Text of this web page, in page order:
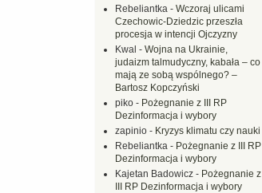
Rebeliantka - Wczoraj ulicami
Czechowic-Dziedzic przeszła
procesja w intencji Ojczyzny
Kwal - Wojna na Ukrainie,
judaizm talmudyczny, kabała – co
mają ze sobą wspólnego? –
Bartosz Kopczyński
piko - Pożegnanie z III RP
Dezinformacja i wybory
zapinio - Kryzys klimatu czy nauki
Rebeliantka - Pożegnanie z III RP
Dezinformacja i wybory
Kajetan Badowicz - Pożegnanie z
III RP Dezinformacja i wybory